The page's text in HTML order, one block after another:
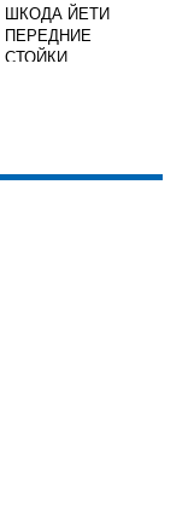
ШКОДА ЙЕТИ
ПЕРЕДНИЕ
СТОЙКИ